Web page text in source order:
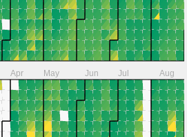
Apr May Jun Jul Aug